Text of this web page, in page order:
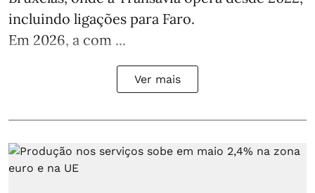
incluindo ligações para Faro.
Em 2026, a com ...
Ver mais